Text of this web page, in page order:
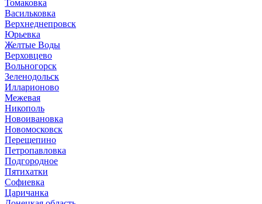
Томаковка
Васильковка
Верхнеднепровск
Юрьевка
Желтые Воды
Верховцево
Вольногорск
Зеленодольск
Илларионово
Межевая
Никополь
Новоивановка
Новомосковск
Перещепино
Петропавловка
Подгородное
Пятихатки
Софиевка
Царичанка